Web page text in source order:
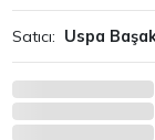
Satıcı: Uspa